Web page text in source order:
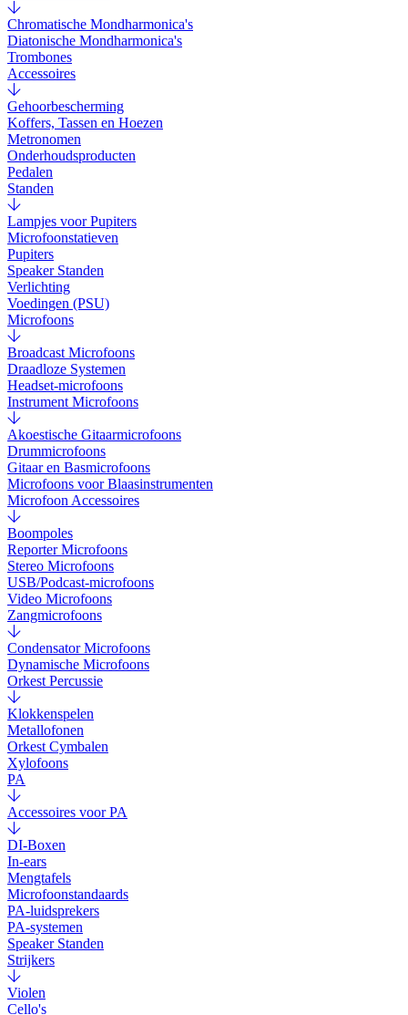
Chromatische Mondharmonica's
Diatonische Mondharmonica's
Trombones
Accessoires
Gehoorbescherming
Koffers, Tassen en Hoezen
Metronomen
Onderhoudsproducten
Pedalen
Standen
Lampjes voor Pupiters
Microfoonstatieven
Pupiters
Speaker Standen
Verlichting
Voedingen (PSU)
Microfoons
Broadcast Microfoons
Draadloze Systemen
Headset-microfoons
Instrument Microfoons
Akoestische Gitaarmicrofoons
Drummicrofoons
Gitaar en Basmicrofoons
Microfoons voor Blaasinstrumenten
Microfoon Accessoires
Boompoles
Reporter Microfoons
Stereo Microfoons
USB/Podcast-microfoons
Video Microfoons
Zangmicrofoons
Condensator Microfoons
Dynamische Microfoons
Orkest Percussie
Klokkenspelen
Metallofonen
Orkest Cymbalen
Xylofoons
PA
Accessoires voor PA
DI-Boxen
In-ears
Mengtafels
Microfoonstandaards
PA-luidsprekers
PA-systemen
Speaker Standen
Strijkers
Violen
Cello's